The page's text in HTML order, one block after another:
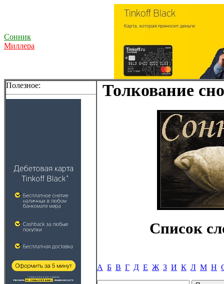
Сонник
Миллера
Полезное: Толкование
Список
А Б В Г Д Е Ж З И К Л М Н